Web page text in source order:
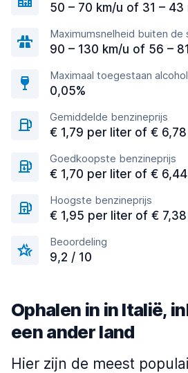
50 – 70 km/u of 31 – 43
Maximumsnelheid buiten de
90 – 130 km/u of 56 –
Maximaal toegestaan
0,05%
Gemiddelde benzineprijs
€ 1,79 per liter of €
Goedkoopste benzineprijs
€ 1,70 per liter of €
Hoogste benzineprijs
€ 1,95 per liter of €
Beoordeling
9,2 / 10
Ophalen in in Italië,
een ander land
Hier zijn de meest